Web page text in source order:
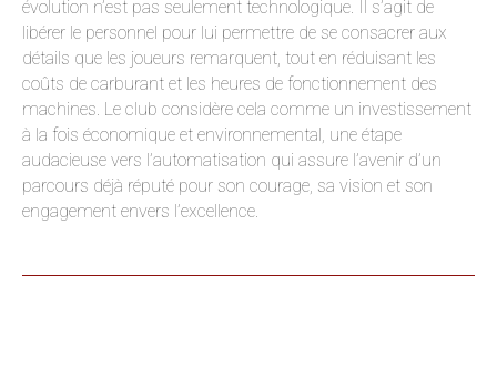
évolution n’est pas seulement technologique. Il s’agit de
libérer le personnel pour lui permettre de se consacrer aux
détails que les joueurs remarquent, tout en réduisant les
coûts de carburant et les heures de fonctionnement des
machines. Le club considère cela comme un investissement
à la fois économique et environnemental, une étape
audacieuse vers l’automatisation qui assure l’avenir d’un
parcours déjà réputé pour son courage, sa vision et son
engagement envers l’excellence.